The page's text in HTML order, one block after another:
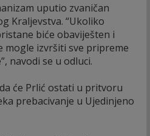
uputio zvaničan
Kraljevstva. “Ukoliko
biće obaviješten i
mogle izvršiti sve pripreme
navodi se u odluci.
će Prlić ostati u pritvoru
prebacivanje u Ujedinjeno